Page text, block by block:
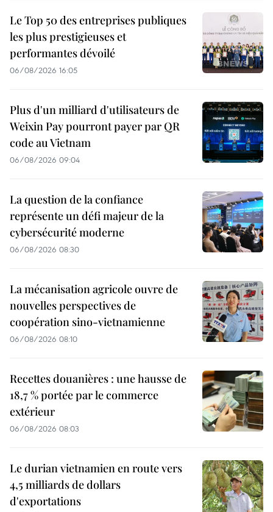
Le Top 50 des entreprises publiques
les plus prestigieuses et
performantes dévoilé
06/08/2026 16:05
Plus d'un milliard d'utilisateurs de
Weixin Pay pourront payer par QR
code au Vietnam
06/08/2026 09:04
La question de la confiance
représente un défi majeur de la
cybersécurité moderne
06/08/2026 08:30
La mécanisation agricole ouvre de
nouvelles perspectives de
coopération sino-vietnamienne
06/08/2026 08:10
Recettes douanières : une hausse de
18,7 % portée par le commerce
extérieur
06/08/2026 08:03
Le durian vietnamien en route vers
4,5 milliards de dollars
d'exportations